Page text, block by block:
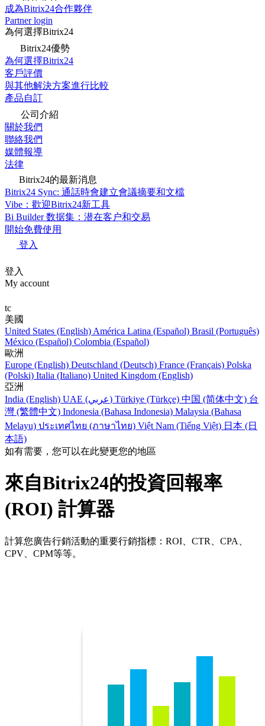
成為Bitrix24合作夥伴
Partner login
為何選擇Bitrix24
Bitrix24優勢
為何選擇Bitrix24
客戶評價
與其他解決方案進行比較
產品自訂
公司介紹
關於我們
聯絡我們
媒體報導
法律
Bitrix24的最新消息
Bitrix24 Sync: 通話時會建立會議摘要和文檔
Vibe：歡迎Bitrix24新工具
Bi Builder 数据集：潜在客户和交易
開始免費使用
登入
登入
My account
tc
美國
United States (English) América Latina (Español) Brasil (Português)
México (Español) Colombia (Español)
歐洲
Europe (English) Deutschland (Deutsch) France (Français) Polska
(Polski) Italia (Italiano) United Kingdom (English)
亞洲
India (English)
UAE (عربي) Türkiye (Türkçe) 中国 (简体中文) 台
灣 (繁體中文) Indonesia (Bahasa Indonesia) Malaysia (Bahasa
Melayu) ประเทศไทย (ภาษาไทย) Việt Nam (Tiếng Việt) 日本 (日
本語)
如有需要，您可以在此變更您的地區
來自Bitrix24的投資回報率
(ROI) 計算器
計算您廣告行銷活動的重要行銷指標：ROI、CTR、CPA、
CPV、CPM等等。